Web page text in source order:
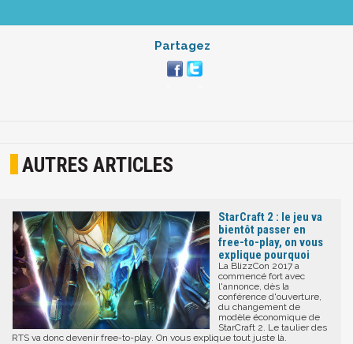
Partagez
AUTRES ARTICLES
StarCraft 2 : le jeu va
bientôt passer en
free-to-play, on vous
explique pourquoi
La BlizzCon 2017 a
commencé fort avec
l'annonce, dès la
conférence d'ouverture,
du changement de
modèle économique de
StarCraft 2. Le taulier des
RTS va donc devenir free-to-play. On vous explique tout juste là.